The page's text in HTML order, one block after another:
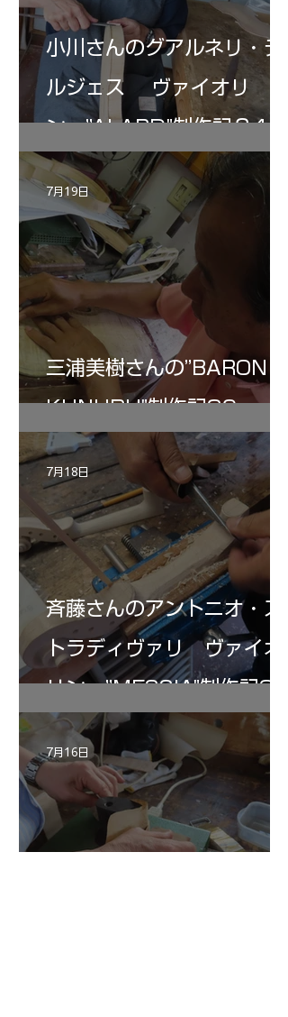
小川さんのグアルネリ・デ
ルジェス ヴァイオリ
ン ”ALARD"制作記３4
三浦美樹さんの”BARON・
KUNUPU"制作記30
7月19日
斉藤さんのアントニオ・ス
トラディヴァリ ヴァイオ
リン ”MESSIA"制作記32
7月18日
7月16日